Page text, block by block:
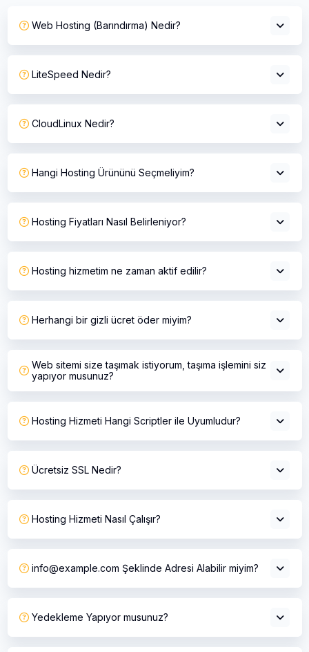
Web Hosting (Barındırma) Nedir?
LiteSpeed Nedir?
CloudLinux Nedir?
Hangi Hosting Ürününü Seçmeliyim?
Hosting Fiyatları Nasıl Belirleniyor?
Hosting hizmetim ne zaman aktif edilir?
Herhangi bir gizli ücret öder miyim?
Web sitemi size taşımak istiyorum, taşıma işlemini siz
yapıyor musunuz?
Hosting Hizmeti Hangi Scriptler ile Uyumludur?
Ücretsiz SSL Nedir?
Hosting Hizmeti Nasıl Çalışır?
info@example.com Şeklinde Adresi Alabilir miyim?
Yedekleme Yapıyor musunuz?